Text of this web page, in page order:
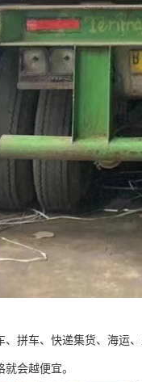
、拼车、快递集货、海运
会越便宜。